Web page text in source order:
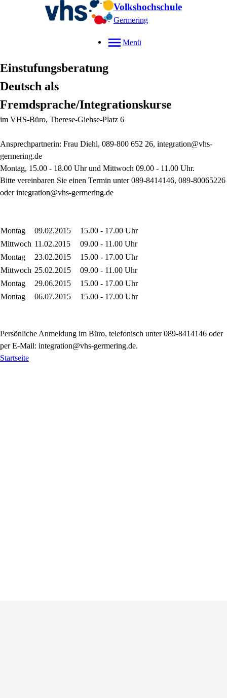
Volkshochschule
Germering
Menü
Einstufungsberatung
Deutsch als
Fremdsprache/Integrationskurse
im VHS-Büro, Therese-Giehse-Platz 6
Ansprechpartnerin: Frau Diehl, 089-800 652 26, integration@vhs-
germering.de
Montag, 15.00 - 18.00 Uhr und Mittwoch 09.00 - 11.00 Uhr.
Bitte vereinbaren Sie einen Termin unter 089-8414146, 089-80065226
oder integration@vhs-germering.de
Montag 09.02.2015
15.00 - 17.00 Uhr
Mittwoch 11.02.2015
09.00 - 11.00 Uhr
Montag
23.02.2015
15.00 - 17.00 Uhr
Mittwoch 25.02.2015
09.00 - 11.00 Uhr
Montag
29.06.2015
15.00 - 17.00 Uhr
Montag
06.07.2015 15.00 - 17.00 Uhr
Persönliche Anmeldung im Büro, telefonisch unter 089-8414146 oder
per E-Mail: integration@vhs-germering.de.
Startseite